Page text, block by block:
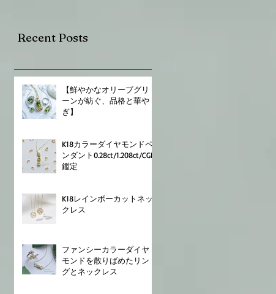
Recent Posts
⁡【鮮やかなオリーブグリ
ーンが紡ぐ、品格と華や
ぎ】
K18⁡⁡カラーダイヤモンドペ
ンダント⁡⁡0.28⁡ct/⁡1.208ct⁡⁡/CGL
鑑定⁡
K18⁡⁡レインボーカットネッ
クレス⁡
ファンシーカラーダイヤ
モンドを散りばめたリン
グとネックレス